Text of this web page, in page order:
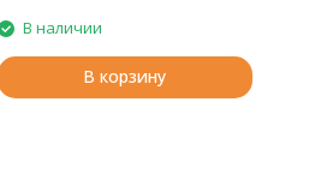
В наличии
В корзину